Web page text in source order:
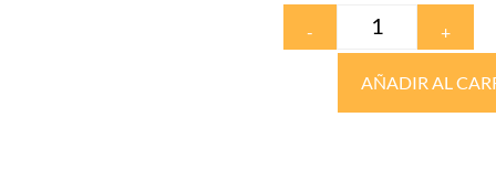
- +
AÑADIR AL